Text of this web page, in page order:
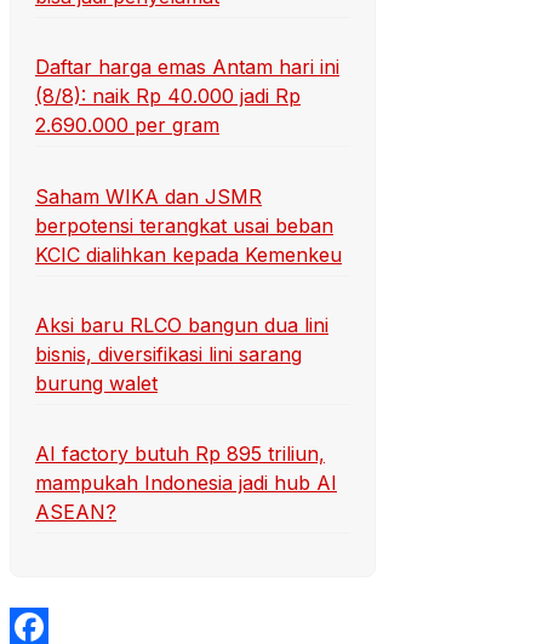
Daftar harga emas Antam hari ini
(8/8): naik Rp 40.000 jadi Rp
2.690.000 per gram
Saham WIKA dan JSMR
berpotensi terangkat usai beban
KCIC dialihkan kepada Kemenkeu
Aksi baru RLCO bangun dua lini
bisnis, diversifikasi lini sarang
burung walet
AI factory butuh Rp 895 triliun,
mampukah Indonesia jadi hub AI
ASEAN?